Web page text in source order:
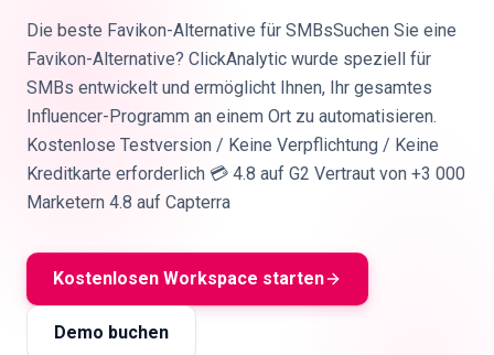
🇩🇪DE
Die beste Favikon-Alternative für SMBsSuchen Sie eine
Favikon-Alternative? ClickAnalytic wurde speziell für
SMBs entwickelt und ermöglicht Ihnen, Ihr gesamtes
Influencer-Programm an einem Ort zu automatisieren.
Kostenlose Testversion / Keine Verpflichtung / Keine
Kreditkarte erforderlich 💳 4.8 auf G2 Vertraut von +3 000
Marketern 4.8 auf Capterra
Kostenlosen Workspace starten
Demo buchen